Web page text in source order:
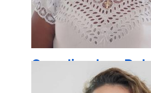
Coordinadora Del
Comedor IndÍgena